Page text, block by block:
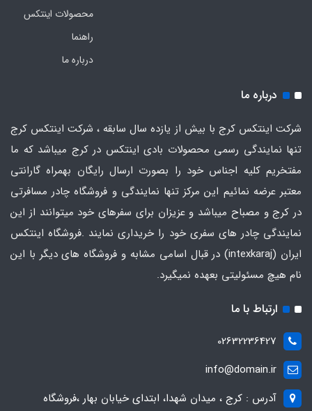
محصولات اینتکس
راهنما
درباره ما
درباره ما
شرکت اینتکس کرج با بیش از یازده سال سابقه ، شرکت اینتکس کرج
تنها نمایندگی رسمی محصولات بادی اینتکس در کرج میباشد که ما
مفتخریم کلیه اجناس خود را بصورت ارسال رایگان بهمراه گارانتی
معتبر عرضه نمائیم این مرکز تنها نمایندگی و فروشگاه چادر مسافرتی
در کرج و مصباح میباشد و عزیزان برای سفرهای خود میتوانند از این
نمایندگی چادر های سفری خود را خریداری نمایند .فروشگاه اینتکس
ایران
(intexkaraj) در قبال اسامی مشابه و فروشگاه های دیگر با این
نام هیچ مسئولیتی بعهده نمیگیرد.
ارتباط با ما
02632236427
info@domain.ir
آدرس : کرج ، میدان شهدا، ابتدای خیابان بهار ،فروشگاه